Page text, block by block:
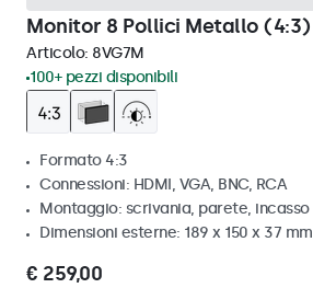
Monitor 8 Pollici Metallo (4:3)
Articolo: 8VG7M
100+ pezzi disponibili
Formato 4:3
Connessioni: HDMI, VGA, BNC, RCA
Montaggio: scrivania, parete, incasso
Dimensioni esterne: 189 x 150 x 37 mm
€ 259,00